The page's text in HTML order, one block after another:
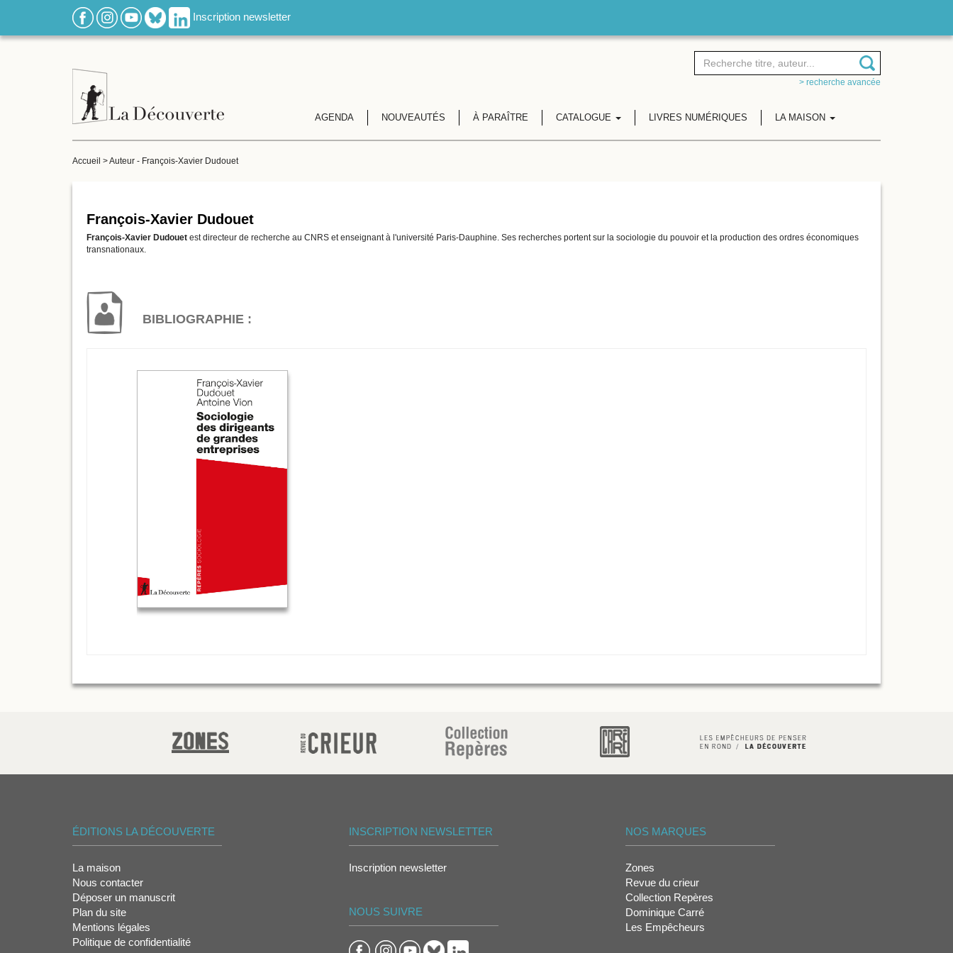
Inscription newsletter
> recherche avancée
AGENDA NOUVEAUTÉS À PARAÎTRE CATALOGUE LIVRES NUMÉRIQUES LA MAISON
Accueil >Auteur - François-Xavier Dudouet
François-Xavier Dudouet
François-Xavier Dudouet est directeur de recherche au CNRS et enseignant à l'université Paris-Dauphine. Ses recherches portent sur la sociologie du pouvoir et la production des ordres économiques
transnationaux.
BIBLIOGRAPHIE :
ÉDITIONS LA DÉCOUVERTE
La maison
Nous contacter
Déposer un manuscrit
Plan du site
Mentions légales
Politique de confidentialité
INSCRIPTION NEWSLETTER
Inscription newsletter
NOUS SUIVRE
NOS MARQUES
Zones
Revue du crieur
Collection Repères
Dominique Carré
Les Empêcheurs